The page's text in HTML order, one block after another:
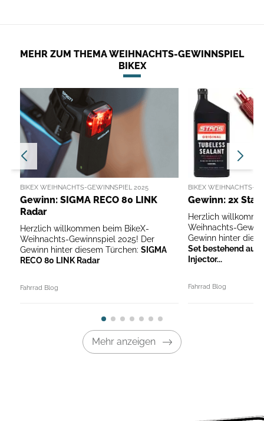
MEHR ZUM THEMA WEIHNACHTS-GEWINNSPIEL
BIKEX
BIKEX WEIHNACHTS-GEWINNSPIEL 2025
Gewinn: SIGMA RECO 80 LINK
Radar
Herzlich willkommen beim BikeX-
Weihnachts-Gewinnspiel 2025! Der
Gewinn hinter diesem Türchen: SIGMA
RECO 80 LINK Radar
Fahrrad Blog
BIKEX WEIHNACHTS-
Gewinn: 2x
Herzlich
Weihnachts-
Gewinn hinter
Set bestehend aus
Injector...
Fahrrad Blog
Mehr anzeigen